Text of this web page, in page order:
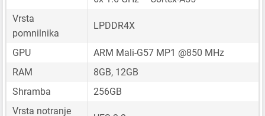
Vrsta
pomnilnika
LPDDR4X
GPU
ARM Mali-G57 MP1 @850 MHz
RAM
8GB, 12GB
Shramba
256GB
Vrsta notranje